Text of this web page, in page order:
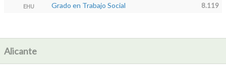
EHU Grado en Trabajo Social 8.119
Alicante